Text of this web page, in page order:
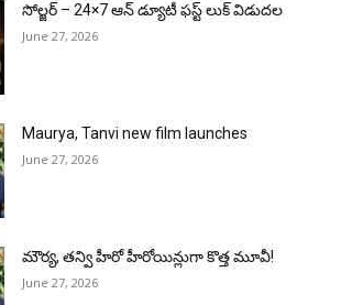
సోల్జర్ – 24×7 ఆన్ డ్యూటీ ఫస్ట్ లుక్ విడుదల
June 27, 2026
Maurya, Tanvi new film launches
June 27, 2026
మౌర్య‌, త‌న్వి హీరో హీరోయిన్లుగా కొత్త మూవీ!
June 27, 2026